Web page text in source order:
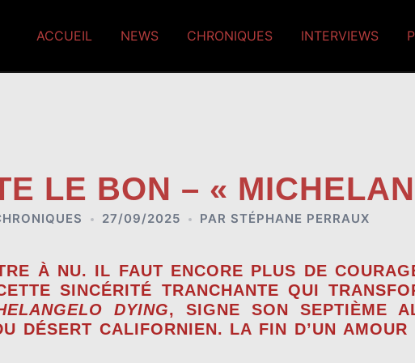
ACCUEIL NEWS CHRONIQUES INTERVIEWS
LE BON – «
27/09/2025 PAR STÉPHANE PERRAUX
À NU. IL FAUT ENCORE PLUS DE
SINCÉRITÉ TRANCHANTE QUI
DYING, SIGNE SON SEPTIÈME
DÉSERT CALIFORNIEN. LA FIN D’UN